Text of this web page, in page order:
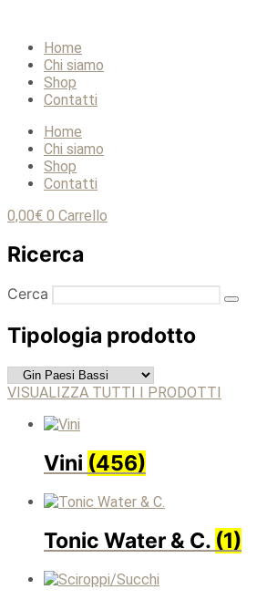
Home
Chi siamo
Shop
Contatti
Home
Chi siamo
Shop
Contatti
0,00€ 0 Carrello
Ricerca
Cerca
Tipologia prodotto
VISUALIZZA TUTTI I PRODOTTI
Vini (456)
Tonic Water & C. (1)